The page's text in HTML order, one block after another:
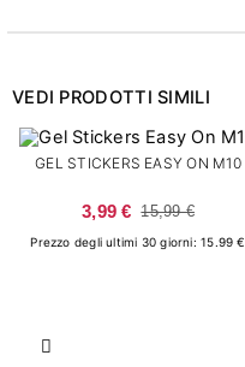
VEDI PRODOTTI SIMILI
Precedente
GEL STICKERS EASY ON M10
3,99 € 15,99 €
Prezzo degli ultimi 30 giorni: 15.99 €